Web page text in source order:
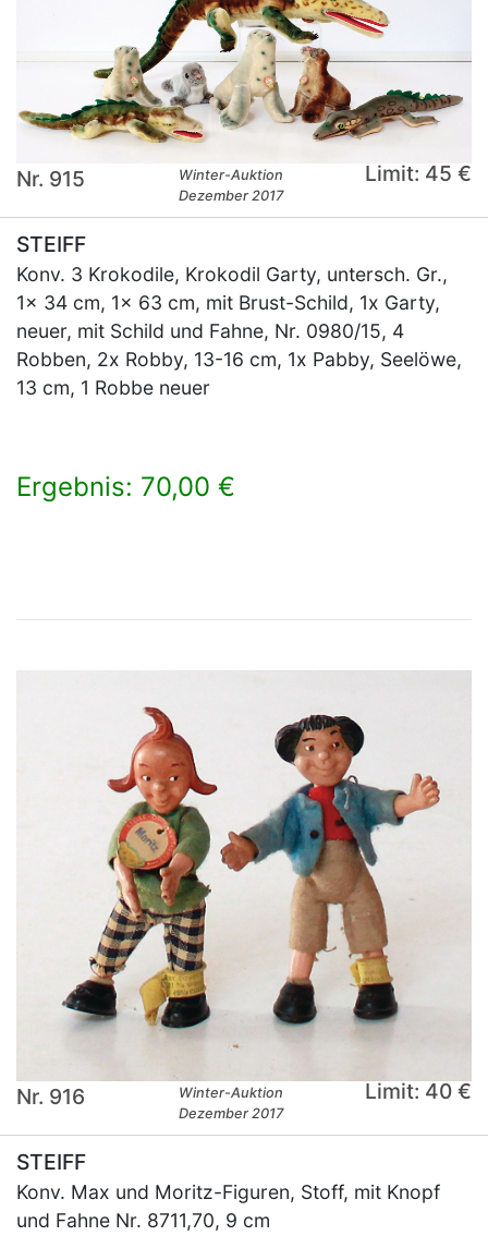
Nr. 915
Winter-Auktion
Dezember 2017
Limit: 45 €
STEIFF
Konv. 3 Krokodile, Krokodil Garty, untersch. Gr.,
1x 34 cm, 1x 63 cm, mit Brust-Schild, 1x Garty,
neuer, mit Schild und Fahne, Nr. 0980/15, 4
Robben, 2x Robby, 13-16 cm, 1x Pabby, Seelöwe,
13 cm, 1 Robbe neuer
Ergebnis: 70,00 €
Nr. 916
Winter-Auktion
Dezember 2017
Limit: 40 €
STEIFF
Konv. Max und Moritz-Figuren, Stoff, mit Knopf
und Fahne Nr. 8711,70, 9 cm